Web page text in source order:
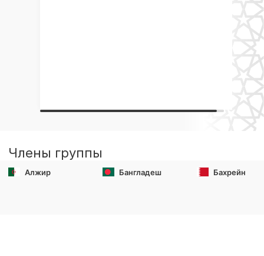
Члены группы
Алжир Бангладеш Бахрейн